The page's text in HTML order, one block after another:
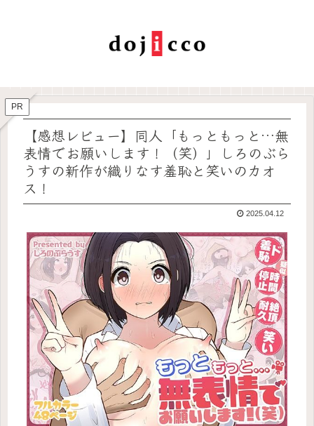
PR
【感想レビュー】同人「もっともっと…無
表情でお願いします！（笑）」しろのぶら
うすの新作が織りなす羞恥と笑いのカオ
ス！
2025.04.12